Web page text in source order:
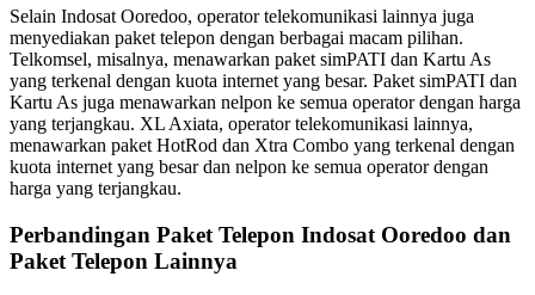
Selain Indosat Ooredoo, operator telekomunikasi lainnya juga
menyediakan paket telepon dengan berbagai macam pilihan.
Telkomsel, misalnya, menawarkan paket simPATI dan Kartu As
yang terkenal dengan kuota internet yang besar. Paket simPATI dan
Kartu As juga menawarkan nelpon ke semua operator dengan harga
yang terjangkau. XL Axiata, operator telekomunikasi lainnya,
menawarkan paket HotRod dan Xtra Combo yang terkenal dengan
kuota internet yang besar dan nelpon ke semua operator dengan
harga yang terjangkau.
Perbandingan Paket Telepon Indosat Ooredoo dan
Paket Telepon Lainnya